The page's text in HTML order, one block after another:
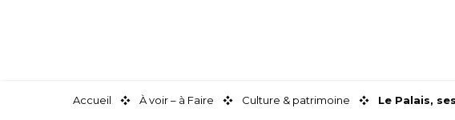
Accueil À voir – à Faire Culture & patrimoine Le Palais,